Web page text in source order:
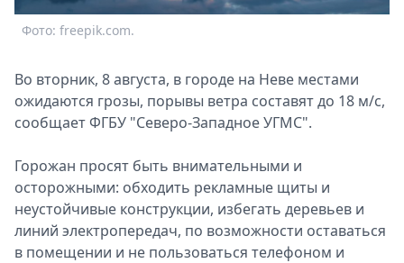
Звезды
Выборы
Скачай
Metro
Фото: freepik.com.
Во вторник, 8 августа, в городе на Неве местами
ожидаются грозы, порывы ветра составят до 18 м/с,
сообщает ФГБУ "Северо-Западное УГМС".
Горожан просят быть внимательными и
осторожными: обходить рекламные щиты и
неустойчивые конструкции, избегать деревьев и
линий электропередач, по возможности оставаться
в помещении и не пользоваться телефоном и